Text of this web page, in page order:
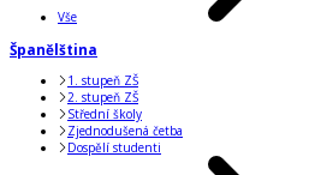
Vše
Španělština
1. stupeň ZŠ
2. stupeň ZŠ
Střední školy
Zjednodušená četba
Dospělí studenti